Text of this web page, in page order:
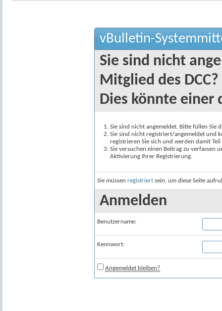
vBulletin-
Sie sind nicht
Mitglied des DCC?
Dies könnte einer
Sie sind nicht angemeldet. Bitte füllen Sie
Sie sind nicht registriert/angemeldet und
registrieren Sie sich und werden damit
Sie versuchen einen Beitrag zu verfassen
Aktivierung Ihrer Registrierung.
Sie müssen registriert sein, um diese Seite
Anmelden
Benutzername:
Kennwort:
Angemeldet bleiben?